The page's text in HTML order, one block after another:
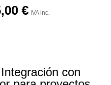
€ IVA inc.
con